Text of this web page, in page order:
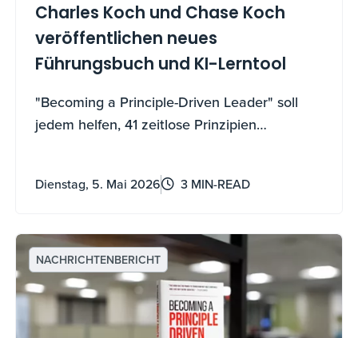
Charles Koch und Chase Koch
veröffentlichen neues
Führungsbuch und KI-Lerntool
"Becoming a Principle-Driven Leader" soll
jedem helfen, 41 zeitlose Prinzipien
Dienstag, 5. Mai 2026 3 MIN-READ
NACHRICHTENBERICHT